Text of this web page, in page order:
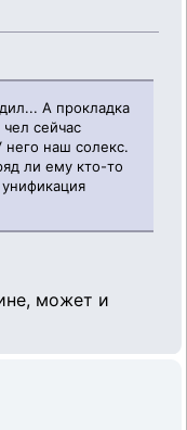
А прокладка
сейчас
него наш солекс.
ли ему кто-то
может и